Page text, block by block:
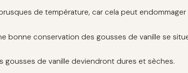
de température, car cela peut endommager
bonne conservation des gousses de vanille se
gousses de vanille deviendront dures et sèches.